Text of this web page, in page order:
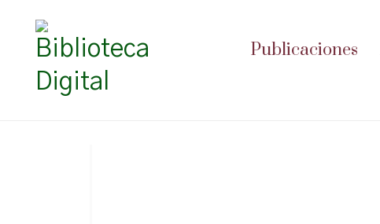
Publicaciones